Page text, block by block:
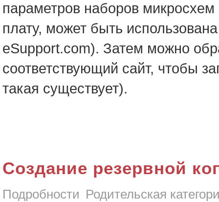
параметров наборов
плату, может быть
eSupport.com). Затем можно
соответствующий сайт, чтобы
такая существует).
Создание резервной
Подробности Родительская